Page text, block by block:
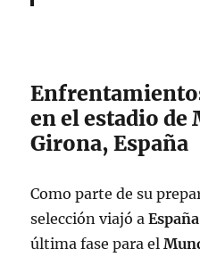
pic.twitter.com/
— Selección
(@miseleccionmx)
en el estadio
Girona, España
Como parte de su
selección viajó aEspaña
última fase para el